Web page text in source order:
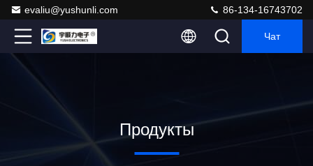
evaliu@yushunli.com 86-134-16743702
Чат
Продукты